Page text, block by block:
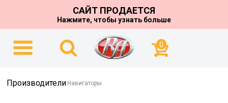
САЙТ ПРОДАЕТСЯ
Нажмите, чтобы узнать больше
0
Производители Навигаторы